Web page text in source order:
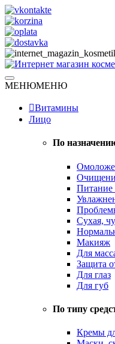
Skip
to
content
Интернет
Натуральная косметика
МЕНЮМЕНЮ
Витамины
Лицо
По
Питание
Сухая,
Макияж
Для
Защита
Для глаз
Для губ
По типу
Кремы